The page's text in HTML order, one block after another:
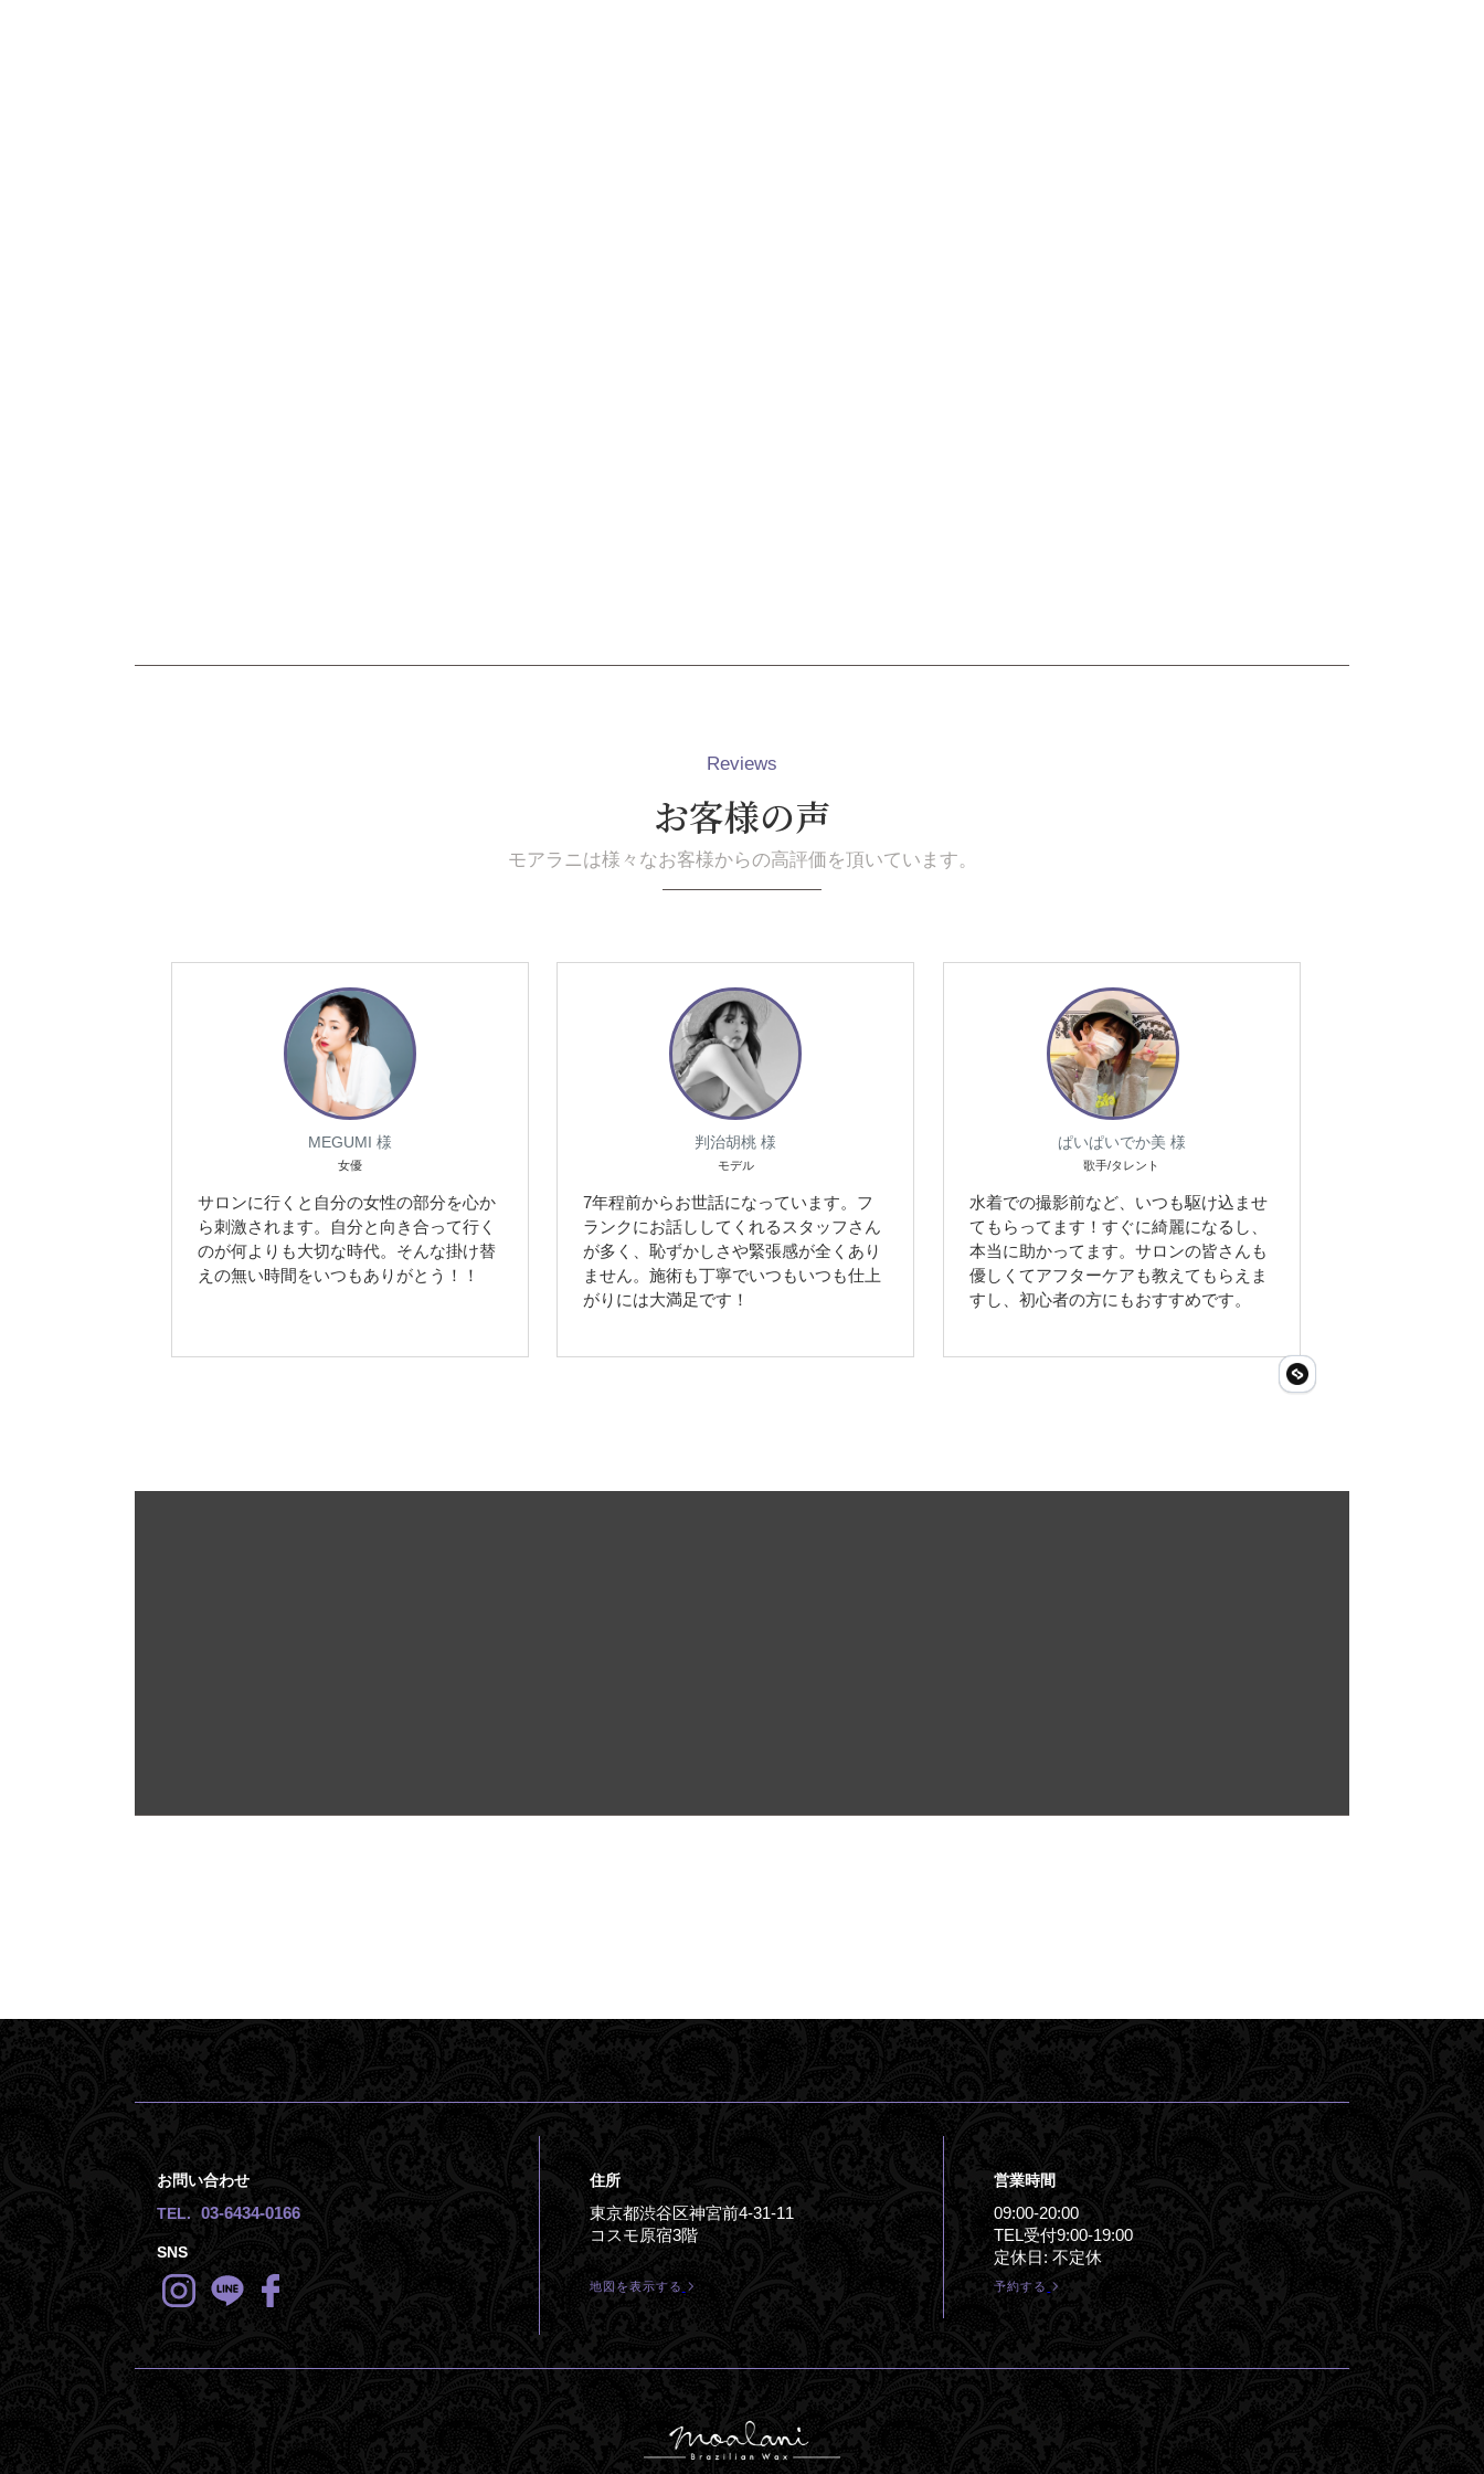
Reviews
お客様の声
モアラニは様々なお客様からの高評価を頂いています。
MEGUMI 様
女優
サロンに行くと自分の女性の部分を心か
ら刺激されます。自分と向き合って行く
のが何よりも大切な時代。そんな掛け替
えの無い時間をいつもありがとう！！
判治胡桃 様
モデル
7年程前からお世話になっています。フ
ランクにお話ししてくれるスタッフさん
が多く、恥ずかしさや緊張感が全くあり
ません。施術も丁寧でいつもいつも仕上
がりには大満足です！
ぱいぱいでか美 様
歌手/タレント
水着での撮影前など、いつも駆け込ませ
てもらってます！すぐに綺麗になるし、
本当に助かってます。サロンの皆さんも
優しくてアフターケアも教えてもらえま
すし、初心者の方にもおすすめです。
お問い合わせ
TEL.
03-6434-0166
SNS
住所
東京都渋谷区神宮前4-31-11
コスモ原宿3階
地図を表示する
営業時間
09:00-20:00
TEL受付9:00-19:00
定休日: 不定休
予約する